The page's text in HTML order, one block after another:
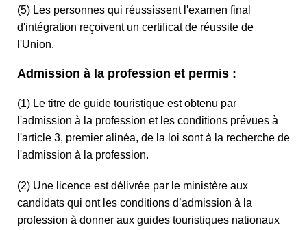
(5) Les personnes qui réussissent l'examen final
d'intégration reçoivent un certificat de réussite de
l'Union.
Admission à la profession et permis :
(1) Le titre de guide touristique est obtenu par
l'admission à la profession et les conditions prévues à
l'article 3, premier alinéa, de la loi sont à la recherche de
l'admission à la profession.
(2) Une licence est délivrée par le ministère aux
candidats qui ont les conditions d’admission à la
profession à donner aux guides touristiques nationaux